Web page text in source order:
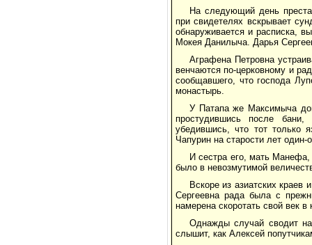
На следующий день
при свидетелях вскрывает
обнаруживается и расписка,
Мокея Данилыча. Дарья
Аграфена Петровна
венчаются по-церковному и
сообщавшего, что господа
монастырь.
У Патапа же Максимыча
простудившись после
убедившись, что тот только
Чапурин на старости лет один-
И сестра его, мать
было в невозмутимой
Вскоре из азиатских
Сергеевна рада была с
намерена скоротать свой век
Однажды случай сводит
слышит, как Алексей